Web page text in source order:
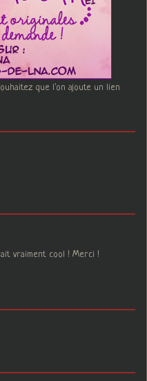
que l'on ajoute un lien
vraiment cool ! Merci !